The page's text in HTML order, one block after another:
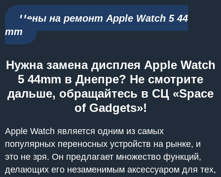
Цены на ремонт Apple Watch 5 44
mm
Нужна замена дисплея Apple Watch
5 44mm в Днепре? Не смотрите
дальше, обращайтесь в СЦ «Space
of Gadgets»!
Apple Watch является одним из самых
популярных переносных устройств на рынке, и
это не зря. Он предлагает множество функций,
делающих его незаменимым аксессуаром для тех,